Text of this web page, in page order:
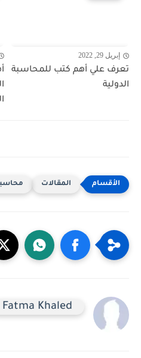
إبريل 29, 2022
تعرف علي أهم كتب للمحاسبة
الدولية
المقالات
Fatma Khaled